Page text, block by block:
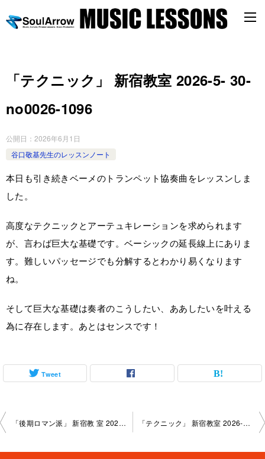
「テクニック」 新宿教室 2026-5- 30-
no0026-1096
公開日： 2026年6月1日
谷口敬基先生のレッスンノート
本日も引き続きベーメのトランペット協奏曲をレッスンしま
した。
高度なテクニックとアーテュキレーションを求められます
が、言わば巨大な基礎です。ベーシックの延長線上にありま
す。難しいパッセージでも分解するとわかり易くなります
ね。
そして巨大な基礎は奏者のこうしたい、ああしたいを叶える
為に存在します。あとはセンスです！
Tweet
投
「後期ロマン派」 新宿教 室 2026-5-23-no0026-1096 「テクニック」 新宿教室 2026-5- 30-no0026-1096